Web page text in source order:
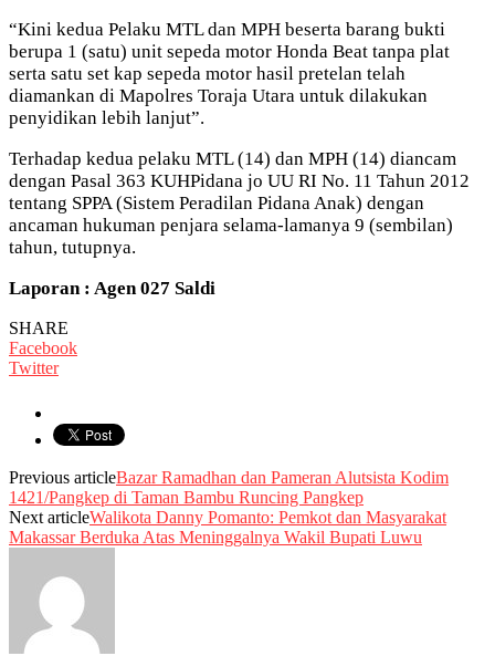
“Kini kedua Pelaku MTL dan MPH beserta barang bukti
berupa 1 (satu) unit sepeda motor Honda Beat tanpa plat
serta satu set kap sepeda motor hasil pretelan telah
diamankan di Mapolres Toraja Utara untuk dilakukan
penyidikan lebih lanjut”.
Terhadap kedua pelaku MTL (14) dan MPH (14) diancam
dengan Pasal 363 KUHPidana jo UU RI No. 11 Tahun 2012
tentang SPPA (Sistem Peradilan Pidana Anak) dengan
ancaman hukuman penjara selama-lamanya 9 (sembilan)
tahun, tutupnya.
Laporan : Agen 027 Saldi
SHARE
Facebook
Twitter
Previous articleBazar Ramadhan dan Pameran Alutsista Kodim
1421/Pangkep di Taman Bambu Runcing Pangkep
Next articleWalikota Danny Pomanto: Pemkot dan Masyarakat
Makassar Berduka Atas Meninggalnya Wakil Bupati Luwu